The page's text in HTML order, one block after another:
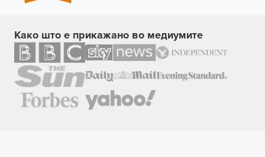
Како што е прикажано во медиумите